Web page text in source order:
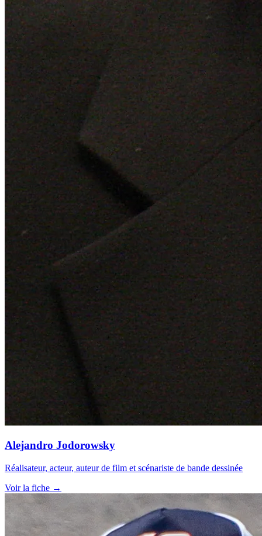
Alejandro Jodorowsky
Réalisateur, acteur, auteur de film et scénariste de bande dessinée
Voir la fiche →